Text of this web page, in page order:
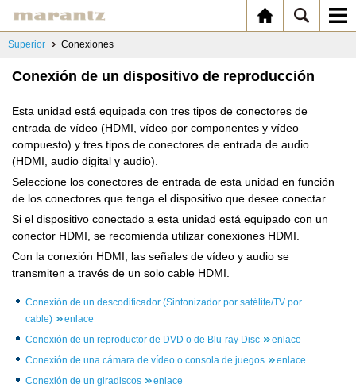
Superior Conexiones
Conexión de un dispositivo de reproducción
Esta unidad está equipada con tres tipos de conectores de
entrada de vídeo (HDMI, vídeo por componentes y vídeo
compuesto) y tres tipos de conectores de entrada de audio
(HDMI, audio digital y audio).
Seleccione los conectores de entrada de esta unidad en función
de los conectores que tenga el dispositivo que desee conectar.
Si el dispositivo conectado a esta unidad está equipado con un
conector HDMI, se recomienda utilizar conexiones HDMI.
Con la conexión HDMI, las señales de vídeo y audio se
transmiten a través de un solo cable HDMI.
Conexión de un descodificador (Sintonizador por satélite/TV por
cable)
enlace
Conexión de un reproductor de DVD o de Blu-ray Disc
enlace
Conexión de una cámara de vídeo o consola de juegos
enlace
Conexión de un giradiscos
enlace